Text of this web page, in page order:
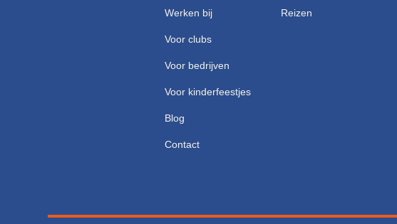
Werken bij
Voor clubs
Voor bedrijven
Voor kinderfeestjes
Blog
Contact
Reizen